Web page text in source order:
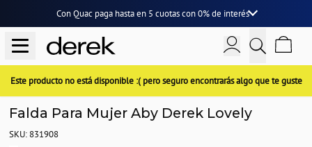
Con Quac paga hasta en 5 cuotascon0% de interés
Este producto no está disponible :( pero seguro encontrarás algo que te guste
Falda Para Mujer Aby Derek Lovely
SKU: 831908